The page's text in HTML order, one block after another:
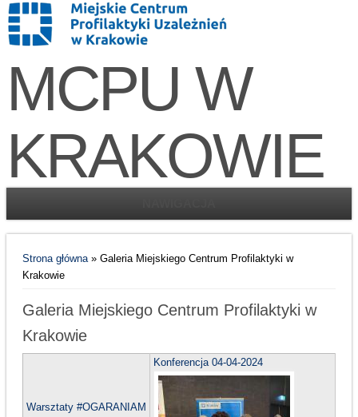
MCPU W
KRAKOWIE
Strona główna» Galeria Miejskiego Centrum Profilaktyki w
Krakowie
Galeria Miejskiego Centrum Profilaktyki w
Krakowie
Warsztaty #OGARANIAM
Konferencja 04-04-2024